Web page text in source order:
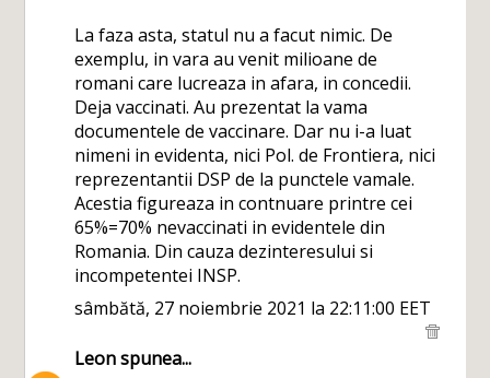
La faza asta, statul nu a facut nimic. De
exemplu, in vara au venit milioane de
romani care lucreaza in afara, in concedii.
Deja vaccinati. Au prezentat la vama
documentele de vaccinare. Dar nu i-a luat
nimeni in evidenta, nici Pol. de Frontiera, nici
reprezentantii DSP de la punctele vamale.
Acestia figureaza in contnuare printre cei
65%=70% nevaccinati in evidentele din
Romania. Din cauza dezinteresului si
incompetentei INSP.
sâmbătă, 27 noiembrie 2021 la 22:11:00 EET
Leonspunea...